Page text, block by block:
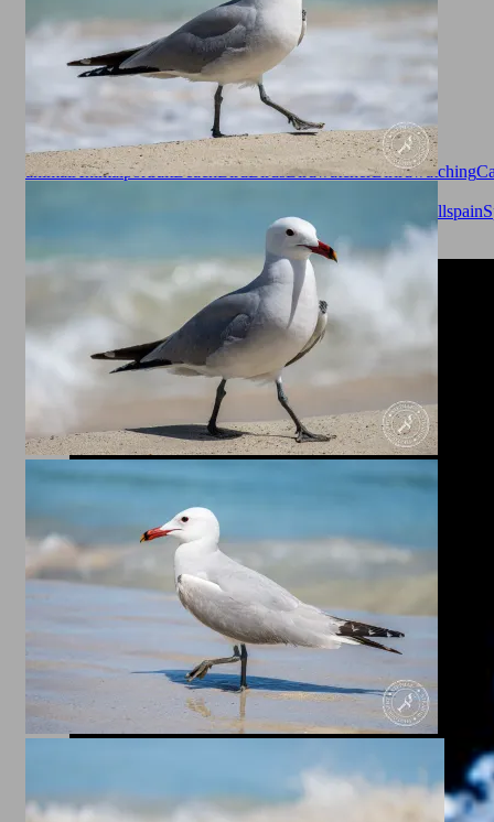
Animals
animalAnimalportrait Beach Bird BirdsBirdwatcherBirirdwatching
Seagullspain